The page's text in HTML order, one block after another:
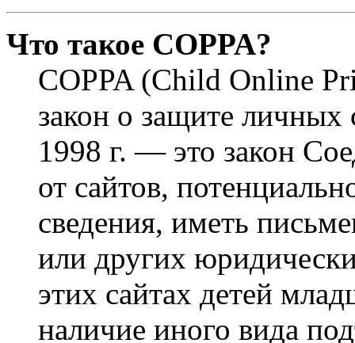
Что такое COPPA?
COPPA (Child Online
закон о защите личных
1998 г. — это закон
от сайтов,
сведения, иметь
или других
этих сайтах детей
наличие иного вида